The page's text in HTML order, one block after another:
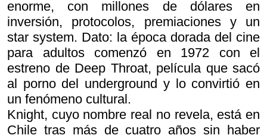
enorme, con millones de dólares en
inversión, protocolos, premiaciones y un
star system. Dato: la época dorada del cine
para adultos comenzó en 1972 con el
estreno de Deep Throat, película que sacó
al porno del underground y lo convirtió en
un fenómeno cultural.
Knight, cuyo nombre real no revela, está en
Chile tras más de cuatro años sin haber